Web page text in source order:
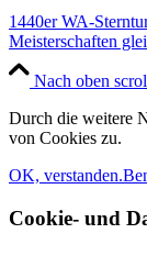
1440er WA-
Meisterschaften
Nach oben
Durch die weitere
von Cookies zu.
OK, verstanden.
Cookie- und